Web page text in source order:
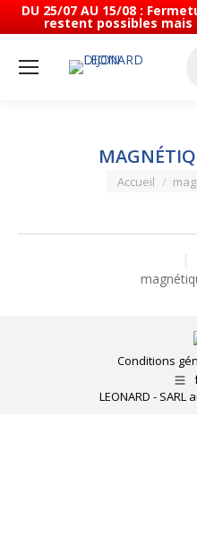
DU 25/07 AU 15/08 :
restent possibles
Vous êtes ici :
Accueil
Conditions
LEONARD - SARL